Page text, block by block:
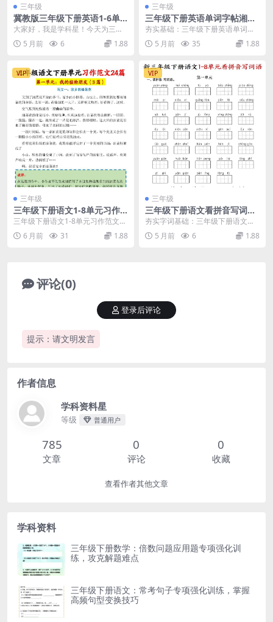
三年级
冀教版三年级下册英语1-6单
元考点知识清单：全册课本精
大家好，我是学科星！今天为三年
级的同学们分享一份硬核备考资料
——冀教版三年级下册...
5 月前 6 1.88
三年级
三年级下册英语单词字帖湘鲁
版26春同步练字电子版资料下
夯实基础：三年级下册英语单词字
帖湘鲁版26春同步练字资料 进入20
26年春季学期...
5 月前 35 1.88
VIP
三年级
三年级下册语文1-8单元习作
范文24篇精选（同步课本满分
三年级下册语文1-8单元习作范文集
锦 进入三年级下学期，习作开始从
简单的看图写话...
6 月前 31 1.88
VIP
三年级
三年级下册语文看拼音写词语
1-8单元同步专项练习电子版
夯实字词基础：三年级下册语文看
拼音写词语1-8单元专项练推荐 步
入三年级下册语文...
5 月前 6 1.88
评论(0)
提示：请文明发言
登录后评论
作者信息
学科资料星
等级 普通用户
785
文章
0
评论
0
收藏
查看作者其他文章
学科资料
三年级下册数学：倍数问题应用题专项强化训
练，攻克解题难点
三年级下册语文：常考句子专项强化训练，掌握
高频句型变换技巧